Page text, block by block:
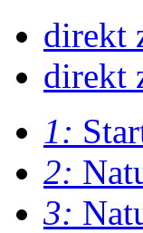
direkt
direkt
1:
2:
3: